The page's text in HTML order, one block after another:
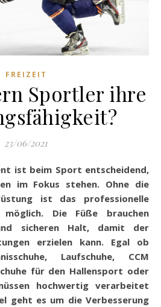
FREIZEIT
Sportler ihre
23/06/2021
im Fokus stehen. Ohne die
ist das professionelle
Die Füße brauchen
sicheren Halt, damit der
erzielen kann. Egal ob
, Laufschuhe, CCM
für den Hallensport oder
hochwertig verarbeitet
geht es um die Verbesserung